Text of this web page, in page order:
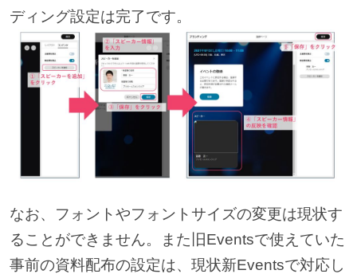
ディング設定は完了です。
なお、フォントやフォントサイズの変更は現状す
ることができません。また旧Eventsで使えていた
事前の資料配布の設定は、現状新Eventsで対応し